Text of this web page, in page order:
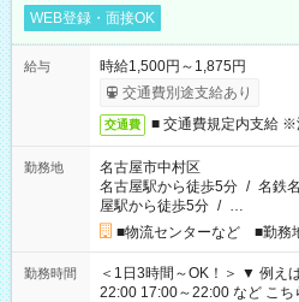
WEB登録・面接OK
給与
時給1,500円～1,875円
交通費別途支給あり
交通費 ■ 交通費規定内支給 ※
勤務地
名古屋市中村区
名古屋駅から徒歩5分 / 名鉄
屋駅から徒歩5分 / …
■物流センターなど ■勤務
勤務時間
＜1日3時間～OK！＞ ▼ 例えば… ▼ 15:00～18:00 15:00～
22:00 17:00～22:00 など こちら以外の時間もお気軽にご相談く